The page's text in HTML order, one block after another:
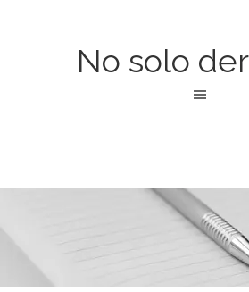
No solo